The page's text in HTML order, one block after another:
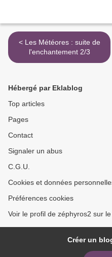
< Les Météores : suite de
l'enchantement 2/3
Hébergé par Eklablog
Top articles
Pages
Contact
Signaler un abus
C.G.U.
Cookies et données
Préférences cookies
Voir le profil de zéphyros2 sur
Créer un